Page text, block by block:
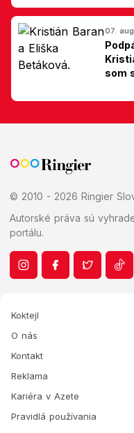
07.
som
© 2010 - 2026 Ringier
Autorské práva sú
portálu.
Koktejl
O nás
Kontakt
Reklama
Kariéra v Azete
Pravidlá používania